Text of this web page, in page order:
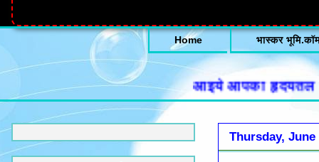
Home भास्कर
आइये आपका हृदयतल से
Thursday, June